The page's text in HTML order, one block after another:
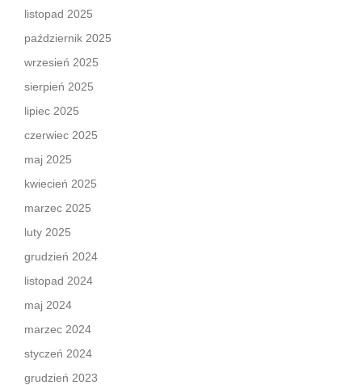
listopad 2025
październik 2025
wrzesień 2025
sierpień 2025
lipiec 2025
czerwiec 2025
maj 2025
kwiecień 2025
marzec 2025
luty 2025
grudzień 2024
listopad 2024
maj 2024
marzec 2024
styczeń 2024
grudzień 2023